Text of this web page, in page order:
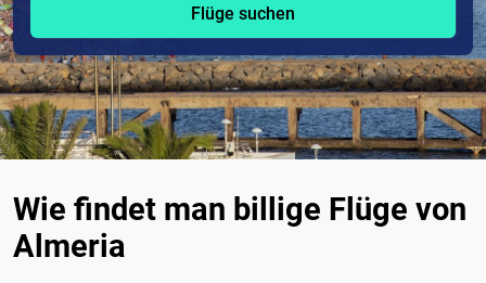
Flüge suchen
Wie findet man billige Flüge von
Almeria